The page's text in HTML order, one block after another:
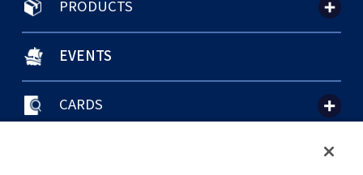
PRODUCTS
EVENTS
CARDS